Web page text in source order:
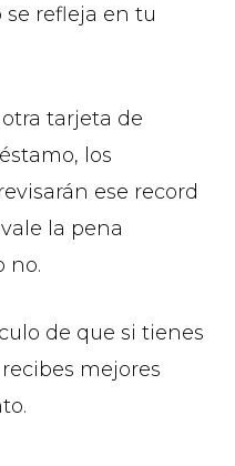
se refleja en tu
tarjeta de
los
ese record
la pena
no.
de que si tienes
mejores